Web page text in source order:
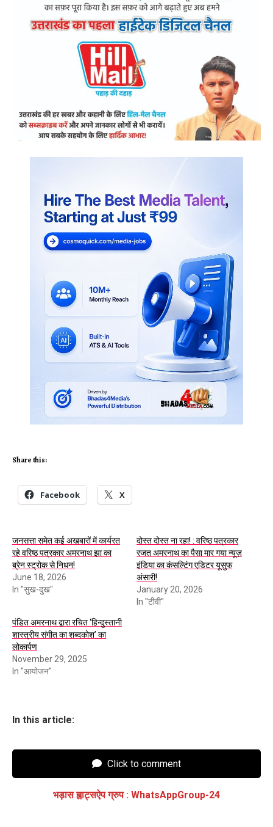
Share this:
Facebook X
जनसत्ता समेत कई अखबारों में कार्यरत
रहे वरिष्ठ पत्रकार अमरनाथ झा का
ब्रेन स्ट्रोक से निधन!
June 18, 2026
In "सुख-दुख"
दोस्त दोस्त ना रहा! : वरिष्ठ पत्रकार
रजत अमरनाथ का पैसा मार गया न्यूज़
इंडिया का कंसल्टिंग एडिटर यूसुफ
अंसारी!
January 20, 2026
In "टीवी"
पंडित अमरनाथ द्वारा रचित ‘हिन्दुस्तानी
शास्त्रीय संगीत का शब्दकोश’ का
लोकार्पण
November 29, 2025
In "आयोजन"
In this article:
Click to comment
भड़ास ह्वाट्सऐप ग्रुप : WhatsAppGroup-24